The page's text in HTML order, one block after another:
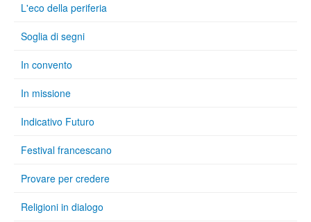
L'eco della periferia
Soglia di segni
In convento
In missione
Indicativo Futuro
Festival francescano
Provare per credere
Religioni in dialogo